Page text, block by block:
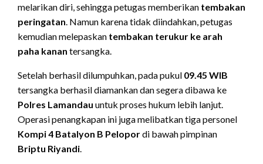
melarikan diri, sehingga petugas memberikan tembakan
peringatan . Namun karena tidak diindahkan, petugas
kemudian melepaskan tembakan terukur ke arah
paha kanan tersangka.
Setelah berhasil dilumpuhkan, pada pukul 09.45 WIB
tersangka berhasil diamankan dan segera dibawa ke
Polres Lamandau untuk proses hukum lebih lanjut.
Operasi penangkapan ini juga melibatkan tiga personel
Kompi 4 Batalyon B Pelopordi bawah pimpinan
Briptu Riyandi